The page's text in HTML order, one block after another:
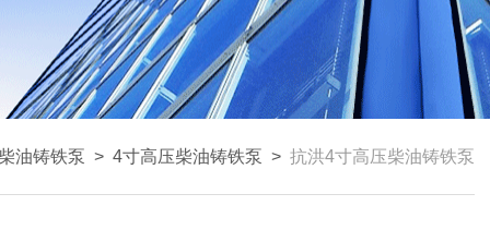
油铸铁泵 > 4寸高压柴油铸铁泵 > 抗洪4寸高压柴油铸铁泵